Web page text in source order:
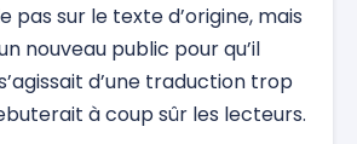
pas sur le texte d’origine, mais
nouveau public pour qu’il
d’une traduction trop
à coup sûr les lecteurs.